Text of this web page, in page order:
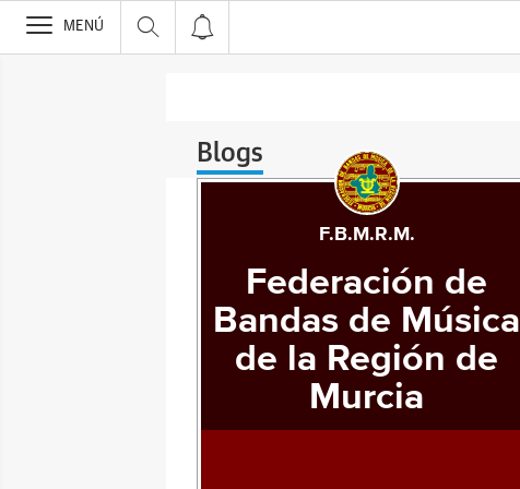
>
MENÚ
Blogs
F.B.M.R.M.
Federación de
Bandas de Música
de la Región de
Murcia